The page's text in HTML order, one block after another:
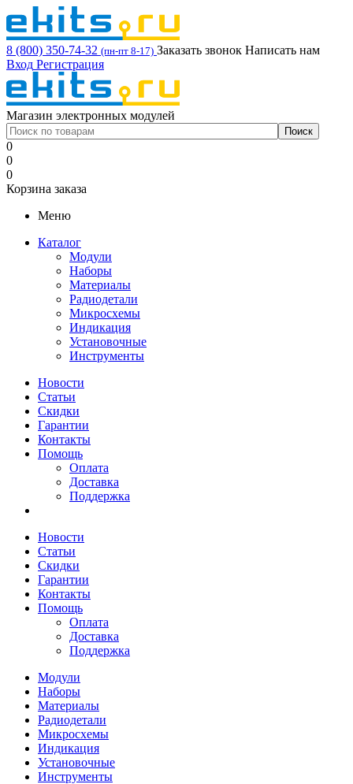
8 (800) 350-74-32 (пн-пт 8-17) Заказать звонок Написать нам
Вход Регистрация
Магазин электронных модулей
0
0
0
Корзина заказа
Меню
Каталог
Модули
Наборы
Материалы
Радиодетали
Микросхемы
Индикация
Установочные
Инструменты
Новости
Статьи
Скидки
Гарантии
Контакты
Помощь
Оплата
Доставка
Поддержка
Новости
Статьи
Скидки
Гарантии
Контакты
Помощь
Оплата
Доставка
Поддержка
Модули
Наборы
Материалы
Радиодетали
Микросхемы
Индикация
Установочные
Инструменты